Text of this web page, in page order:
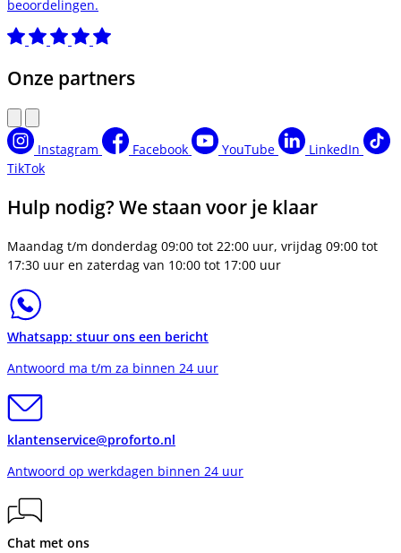
beoordelingen.
Onze partners
Instagram Facebook YouTube
LinkedIn
TikTok
Hulp nodig? We staan voor je klaar
Maandag t/m donderdag 09:00 tot 22:00 uur, vrijdag 09:00 tot
17:30 uur en zaterdag van 10:00 tot 17:00 uur
Whatsapp: stuur ons een bericht
Antwoord ma t/m za binnen 24 uur
klantenservice@proforto.nl
Antwoord op werkdagen binnen 24 uur
Chat met ons